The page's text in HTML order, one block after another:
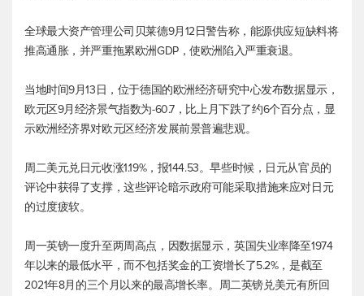
全球最大资产管理公司贝莱德9月12日警告称，能源供应短缺料将
推高通胀，并严重拖累欧洲GDP，使欧洲陷入严重衰退。
当地时间9月13日，位于德国的欧洲经济研究中心发布数据显示，
欧元区9月经济景气指数为-60.7，比上月下跌了约6个百分点，显
示欧洲经济界对欧元区经济发展前景普遍悲观。
周二美元兑日元收涨1.19%，报144.53。早些时候，日元从官员的
评论中获得了支撑，这些评论暗示政府可能采取措施来应对日元
的过度疲软。
周一英镑一度升至两周高点，因数据显示，英国失业率降至1974
年以来的最低水平，而不包括奖金的工资增长了5.2%，是截至
2021年8月的三个月以来的最高增长率。周二英镑兑美元有所回